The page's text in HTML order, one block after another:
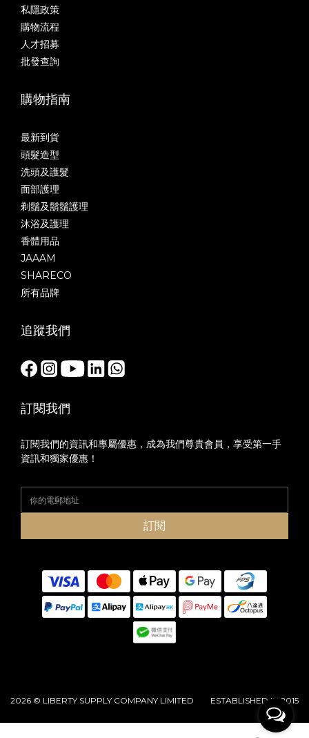
私隱政策
購物流程
人才招募
批發查詢
購物指南
最新到貨
頭髮造型
洗頭及護髮
面部護理
剃鬚及鬍鬚護理
沐浴及護理
香體用品
JAAAM
SHARECO
所有品牌
追蹤我們
訂閱我們
訂閱我們的資訊和專屬優惠，成為我們尊貴會員，享受第一手
資訊和獨家優惠！
訂閱
2026 © LIBERTY SUPPLY COMPANY LIMITED ESTABLISHED IN 2015